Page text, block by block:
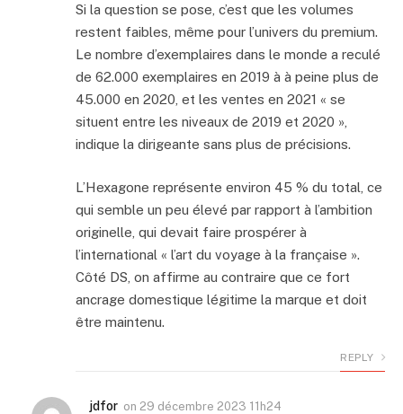
Si la question se pose, c’est que les volumes
restent faibles, même pour l’univers du premium.
Le nombre d’exemplaires dans le monde a reculé
de 62.000 exemplaires en 2019 à à peine plus de
45.000 en 2020, et les ventes en 2021 « se
situent entre les niveaux de 2019 et 2020 »,
indique la dirigeante sans plus de précisions.
L’Hexagone représente environ 45 % du total, ce
qui semble un peu élevé par rapport à l’ambition
originelle, qui devait faire prospérer à
l’international « l’art du voyage à la française ».
Côté DS, on affirme au contraire que ce fort
ancrage domestique légitime la marque et doit
être maintenu.
REPLY
jdfor on 29 décembre 2023 11h24